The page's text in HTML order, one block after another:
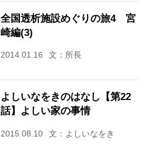
全国透析施設めぐりの旅4 宮
崎編(3)
2014.01.16 文：所長
よしいなをきのはなし【第22
話】よしい家の事情
2015.08.10 文：よしいなをき